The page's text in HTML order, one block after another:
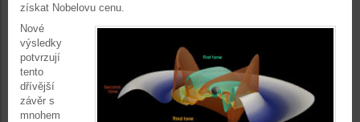
získat Nobelovu cenu.
Nové
výsledky
potvrzují
tento
dřívější
závěr s
mnohem